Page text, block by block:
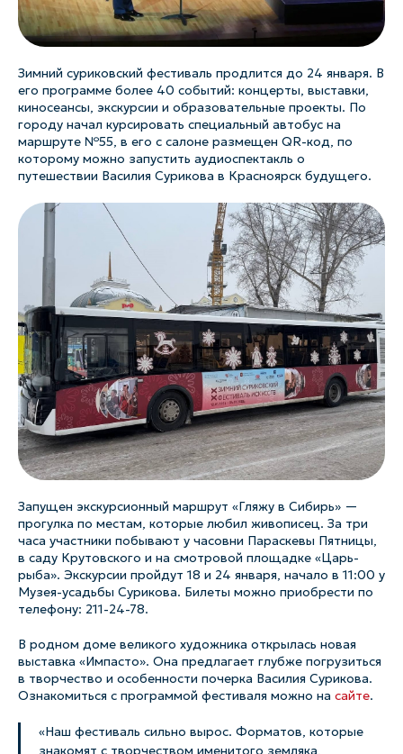
Зимний суриковский фестиваль продлится до 24 января. В
его программе более 40 событий: концерты, выставки,
киносеансы, экскурсии и образовательные проекты. По
городу начал курсировать специальный автобус на
маршруте №55, в его с салоне размещен QR-код, по
которому можно запустить аудиоспектакль о
путешествии Василия Сурикова в Красноярск будущего.
Запущен экскурсионный маршрут «Гляжу в Сибирь» —
прогулка по местам, которые любил живописец. За три
часа участники побывают у часовни Параскевы Пятницы,
в саду Крутовского и на смотровой площадке «Царь-
рыба». Экскурсии пройдут 18 и 24 января, начало в 11:00 у
Музея-усадьбы Сурикова. Билеты можно приобрести по
телефону: 211-24-78.
В родном доме великого художника открылась новая
выставка «Импасто». Она предлагает глубже погрузиться
в творчество и особенности почерка Василия Сурикова.
Ознакомиться с программой фестиваля можно на сайте.
«Наш фестиваль сильно вырос. Форматов, которые
знакомят с творчеством именитого земляка,